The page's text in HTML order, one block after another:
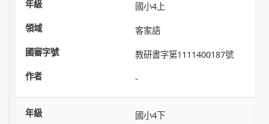
國小4上
客家語
教研書字第1111400187號
-
國小4下